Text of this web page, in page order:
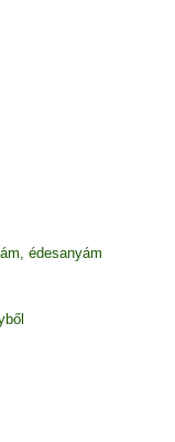
édesanyám